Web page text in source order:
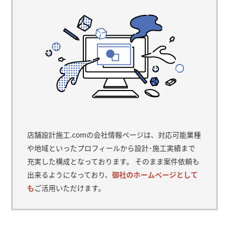
店舗設計施工.comの会社情報ページは、対応可能業種
や地域といったプロフィールから設計･施工実績まで
充実した構成となっております。 そのまま案件依頼も
出来るようになっており、御社のホームページとして
もご活用いただけます。